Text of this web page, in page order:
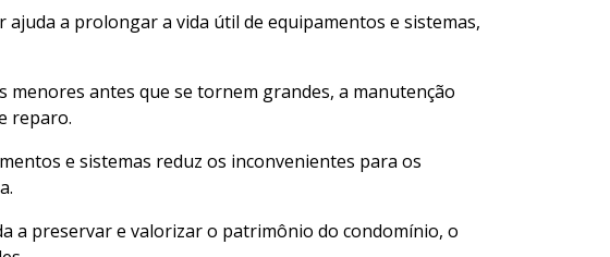
a prolongar a vida útil de equipamentos e sistemas,
menores antes que se tornem grandes, a manutenção
reparo.
e sistemas reduz os inconvenientes para os
a preservar e valorizar o patrimônio do condomínio, o